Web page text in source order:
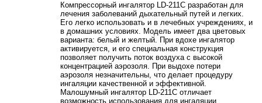
Компрессорный ингалятор LD-211C разработан для
лечения заболеваний дыхательный путей и легких.
Его легко использовать и в лечебных учреждениях, и
в домашних условиях. Модель имеет два цветовых
варианта: белый и желтый. При вдохе ингалятор
активируется, и его специальная конструкция
позволяет получить поток воздуха с высокой
концентрацией аэрозоля. При выдохе потери
аэрозоля незначительны, что делает процедуру
ингаляции качественной и эффективной.
Малошумный ингалятор LD-211C отличает
возможность использования для ингаляции